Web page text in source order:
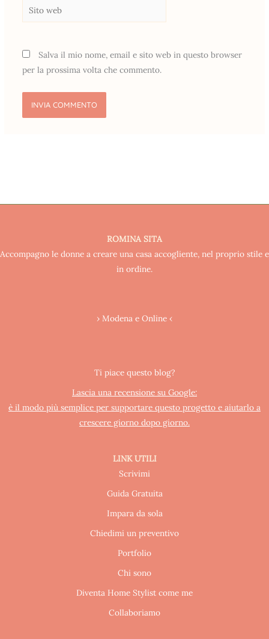
web
Salva il mio nome, email e sito web in questo browser
per la prossima volta che commento.
ROMINA SITA
Accompagno le donne a creare una casa accogliente, nel proprio stile e
in ordine.
› Modena e Online ‹
Ti piace questo blog?
Lascia una recensione su Google:
è il modo più semplice per supportare questo progetto e aiutarlo a
crescere giorno dopo giorno.
LINK UTILI
Scrivimi
Guida Gratuita
Impara da sola
Chiedimi un preventivo
Portfolio
Chi sono
Diventa Home Stylist come me
Collaboriamo